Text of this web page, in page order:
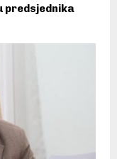
predsjednika